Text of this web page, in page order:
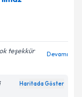
belirtilen
teşekkür
Devamı
Haritada Göster